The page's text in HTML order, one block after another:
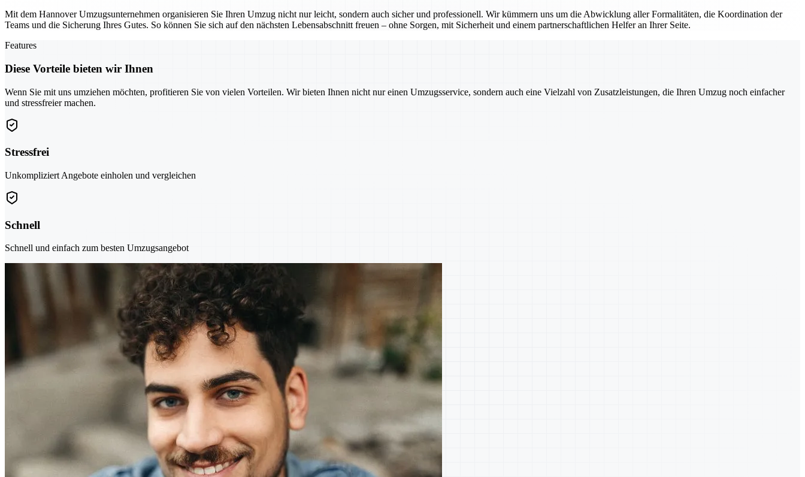
Mit dem Hannover Umzugsunternehmen organisieren Sie Ihren Umzug nicht nur leicht, sondern auch sicher und professionell. Wir kümmern uns um die Abwicklung aller Formalitäten, die Koordination der
Teams und die Sicherung Ihres Gutes. So können Sie sich auf den nächsten Lebensabschnitt freuen – ohne Sorgen, mit Sicherheit und einem partnerschaftlichen Helfer an Ihrer Seite.
Features
Diese Vorteile bieten wir Ihnen
Wenn Sie mit uns umziehen möchten, profitieren Sie von vielen Vorteilen. Wir bieten Ihnen nicht nur einen Umzugsservice, sondern auch eine Vielzahl von Zusatzleistungen, die Ihren Umzug noch einfacher
und stressfreier machen.
Stressfrei
Unkompliziert Angebote einholen und vergleichen
Schnell
Schnell und einfach zum besten Umzugsangebot